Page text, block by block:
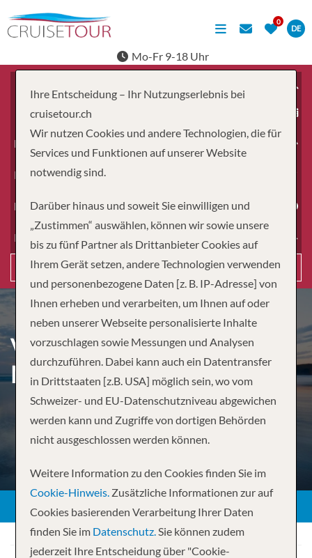
DE
Mo-Fr 9-18 Uhr
Erwachsene
Kinder
Dauer
Reiseart
Suchen
VON BRIDGETOWN NACH
MIAMI
Ihre Entscheidung – Ihr Nutzungserlebnis bei
cruisetour.ch
Wir nutzen Cookies und andere Technologien, die für
Services und Funktionen auf unserer Website
notwendig sind.
Darüber hinaus und soweit Sie einwilligen und
„Zustimmen“ auswählen, können wir sowie unsere
bis zu fünf Partner als Drittanbieter Cookies auf
Ihrem Gerät setzen, andere Technologien verwenden
und personenbezogene Daten [z. B. IP-Adresse] von
Ihnen erheben und verarbeiten, um Ihnen auf oder
neben unserer Webseite personalisierte Inhalte
vorzuschlagen sowie Messungen und Analysen
durchzuführen. Dabei kann auch ein Datentransfer
in Drittstaaten [z.B. USA] möglich sein, wo vom
Schweizer- und EU-Datenschutzniveau abgewichen
werden kann und Zugriffe von dortigen Behörden
nicht ausgeschlossen werden können.
Weitere Information zu den Cookies finden Sie im
Cookie-Hinweis. Zusätzliche Informationen zur auf
Cookies basierenden Verarbeitung Ihrer Daten
finden Sie im Datenschutz.Sie können zudem
jederzeit Ihre Entscheidung über "Cookie-